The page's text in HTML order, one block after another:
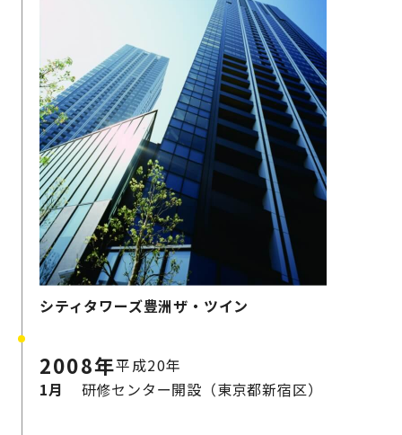
2008年平成20年
1月
研修センター開設（東京都新宿区）
シティタワーズ豊洲ザ・ツイン